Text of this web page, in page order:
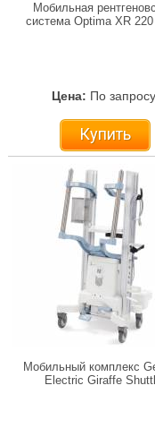
Мобильная
система Optima XR
Цена: По запросу
Купить
Мобильный комплекс
Electric Giraffe